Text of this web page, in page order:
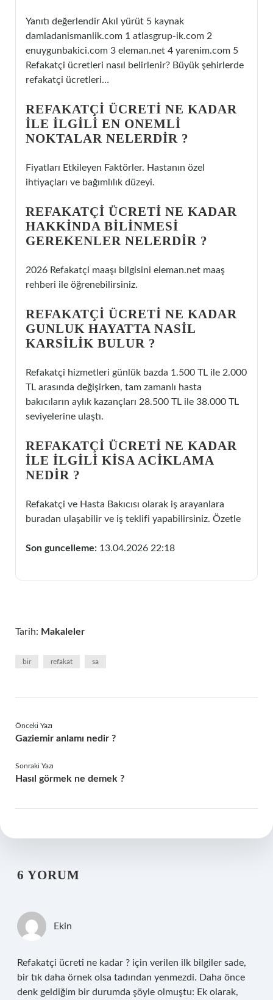
Yanıtı değerlendir Akıl yürüt 5 kaynak
damladanismanlik.com 1 atlasgrup-ik.com 2
enuygunbakici.com 3 eleman.net 4 yarenim.com 5
Refakatçi ücretleri nasıl belirlenir? Büyük şehirlerde
refakatçi ücretleri…
REFAKATÇI ÜCRETI NE KADAR
ILE ILGILI EN ONEMLI
NOKTALAR NELERDIR ?
Fiyatları Etkileyen Faktörler. Hastanın özel
ihtiyaçları ve bağımlılık düzeyi.
REFAKATÇI ÜCRETI NE KADAR
HAKKINDA BILINMESI
GEREKENLER NELERDIR ?
2026 Refakatçi maaşı bilgisini eleman.net maaş
rehberi ile öğrenebilirsiniz.
REFAKATÇI ÜCRETI NE KADAR
GUNLUK HAYATTA NASIL
KARSILIK BULUR ?
Refakatçi hizmetleri günlük bazda 1.500 TL ile 2.000
TL arasında değişirken, tam zamanlı hasta
bakıcıların aylık kazançları 28.500 TL ile 38.000 TL
seviyelerine ulaştı.
REFAKATÇI ÜCRETI NE KADAR
ILE ILGILI KISA ACIKLAMA
NEDIR ?
Refakatçi ve Hasta Bakıcısı olarak iş arayanlara
buradan ulaşabilir ve iş teklifi yapabilirsiniz. Özetle
Son guncelleme: 13.04.2026 22:18
Tarih: Makaleler
bir refakat sa
Önceki Yazı
Gaziemir anlamı nedir ?
Sonraki Yazı
Hasıl görmek ne demek ?
6 YORUM
Ekin
Refakatçi ücreti ne kadar ? için verilen ilk bilgiler sade,
bir tık daha örnek olsa tadından yenmezdi. Daha önce
denk geldiğim bir durumda şöyle olmuştu: Ek olarak,